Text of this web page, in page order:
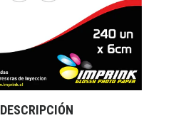
DESCRIPCIÓN